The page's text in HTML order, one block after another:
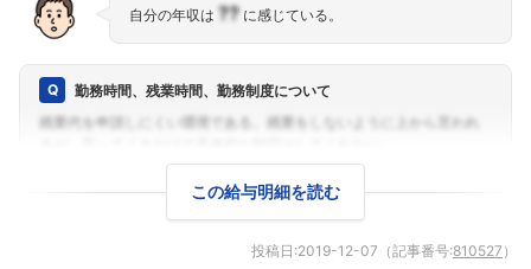
自分の年収は ??に感じている。
勤務時間、残業時間、勤務制度について
この給与明細を読む
投稿日:2019-12-07 （記事番号:810527 ）